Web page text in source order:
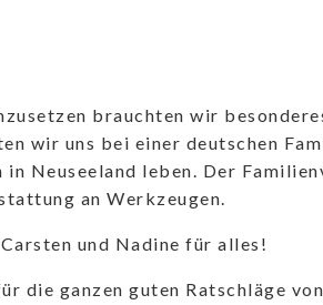
brauchten wir
wir uns bei einer deutschen
in Neuseeland leben. Der
an Werkzeugen.
und Nadine für alles!
die ganzen guten Ratschläge